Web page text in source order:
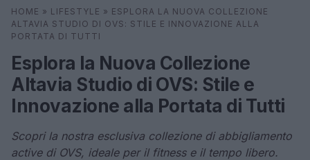
Cerca ⌕
HOME » LIFESTYLE » ESPLORA LA NUOVA COLLEZIONE
ALTAVIA STUDIO DI OVS: STILE E INNOVAZIONE ALLA
PORTATA DI TUTTI
Esplora la Nuova Collezione
Altavia Studio di OVS: Stile e
Innovazione alla Portata di Tutti
Scopri la nostra esclusiva collezione di abbigliamento
active di OVS, ideale per il fitness e il tempo libero.